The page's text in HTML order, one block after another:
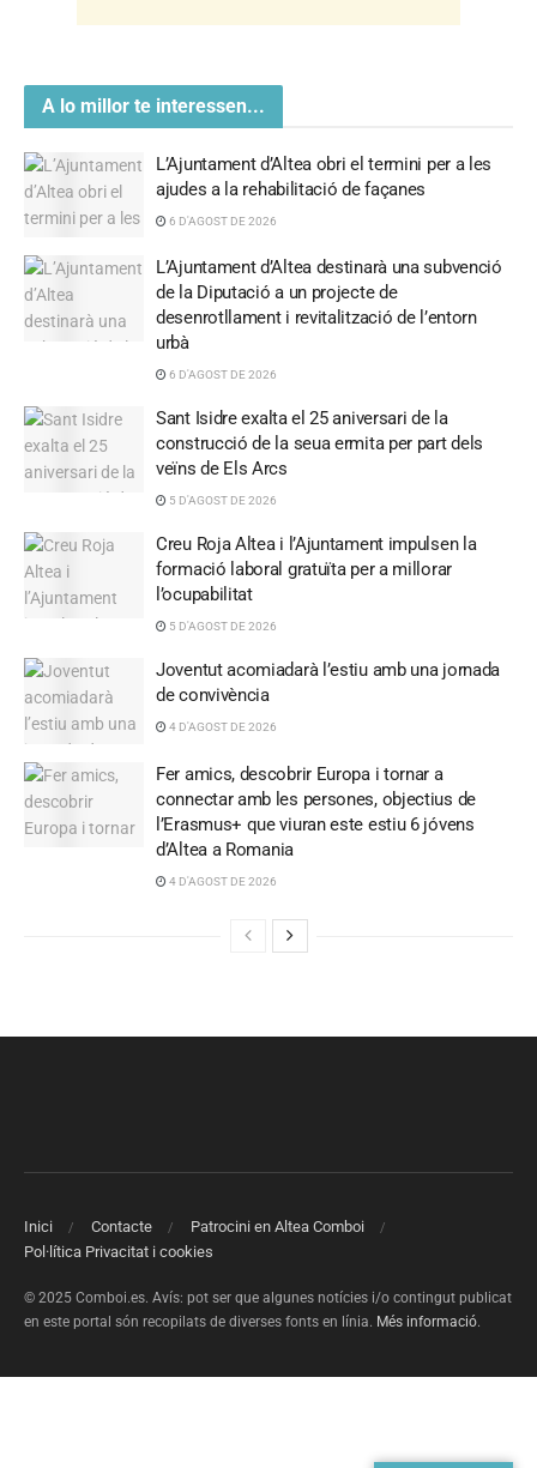
A lo millor te interessen...
L’Ajuntament d’Altea obri el termini per a les
ajudes a la rehabilitació de façanes
6 D'AGOST DE 2026
L’Ajuntament d’Altea destinarà una subvenció
de la Diputació a un projecte de
desenrotllament i revitalització de l’entorn
urbà
6 D'AGOST DE 2026
Sant Isidre exalta el 25 aniversari de la
construcció de la seua ermita per part dels
veïns de Els Arcs
5 D'AGOST DE 2026
Creu Roja Altea i l’Ajuntament impulsen la
formació laboral gratuïta per a millorar
l’ocupabilitat
5 D'AGOST DE 2026
Joventut acomiadarà l’estiu amb una jornada
de convivència
4 D'AGOST DE 2026
Fer amics, descobrir Europa i tornar a
connectar amb les persones, objectius de
l’Erasmus+ que viuran este estiu 6 jóvens
d’Altea a Romania
4 D'AGOST DE 2026
Inici Contacte
Patrocini en Altea Comboi
Pol·lítica Privacitat i cookies
© 2025 Comboi.es. Avís: pot ser que algunes notícies i/o contingut publicat
en este portal són recopilats de diverses fonts en línia. Més informació.